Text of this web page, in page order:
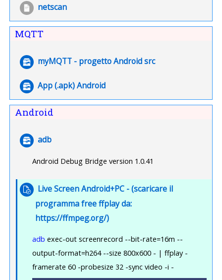
netscan
File
MQTT
myMQTT - progetto Android src
File
App (.apk) Android
File
Android
adb
File
Android Debug Bridge version 1.0.41
Live Screen Android+PC - (scaricare il
programma free ffplay da:
https://ffmpeg.org/)
Compito
adb exec-out screenrecord --bit-rate=16m --
output-format=h264 --size 800x600 - | ffplay -
framerate 60 -probesize 32 -sync video -i -